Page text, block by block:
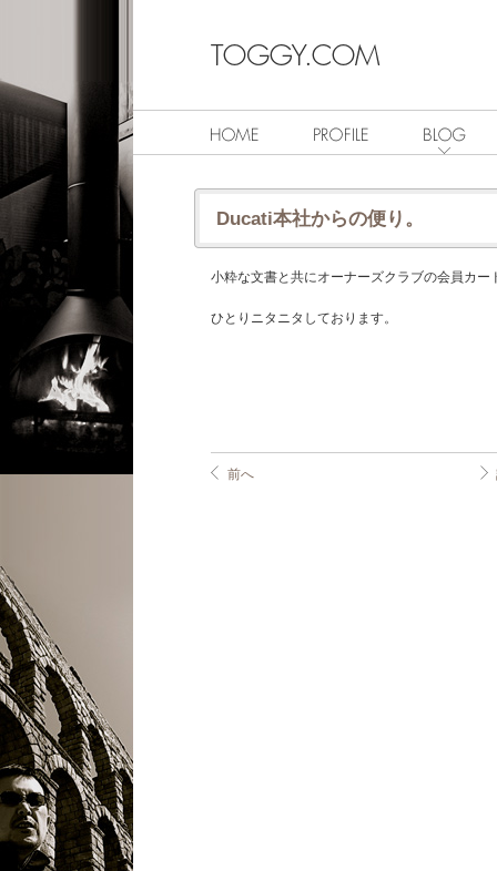
Ducati本社からの便り。
小粋な文書と共にオーナーズクラブの会員カー
ひとりニタニタしております。
前へ